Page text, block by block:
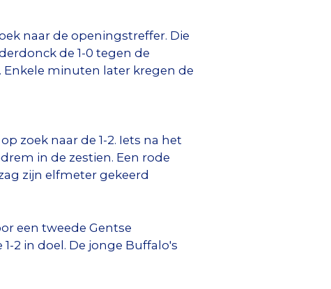
naar de openingstreffer. Die
de 1-0 tegen de
minuten later kregen de
zoek naar de 1-2. Iets na het
in de zestien. Een rode
zijn elfmeter gekeerd
een tweede Gentse
2 in doel. De jonge Buffalo's